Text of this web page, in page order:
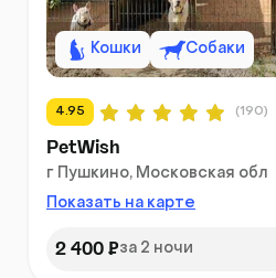
Кошки Собаки
4.95 (190)
PetWish
г Пушкино, Московская обл
Показать на карте
2 400 ₽за 2 ночи